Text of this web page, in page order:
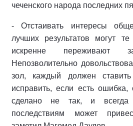
чеченского народа последних
- Отстаивать интересы
лучших результатов могут
искренне переживают
Непозволительно
зол, каждый должен
исправить, если есть ошибка,
сделано не так, и всегда
последствиям может